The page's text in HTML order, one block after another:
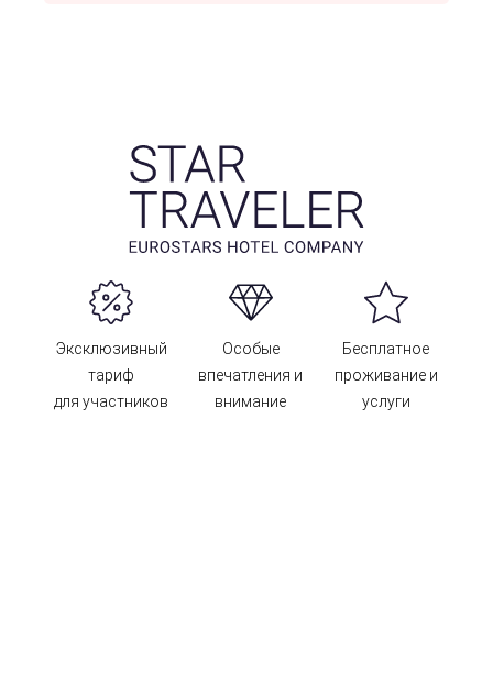
Эксклюзивный
тариф
для участников
Особые
впечатления и
внимание
Бесплатное
проживание и
услуги